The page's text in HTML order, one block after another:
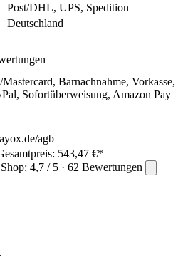
Post/DHL, UPS, Spedition
Deutschland
Barnachnahme, Vorkasse,
Sofortüberweisung, Amazon Pay
agb
543,47 €*
Shop: 4,7 / 5 · 62 Bewertungen